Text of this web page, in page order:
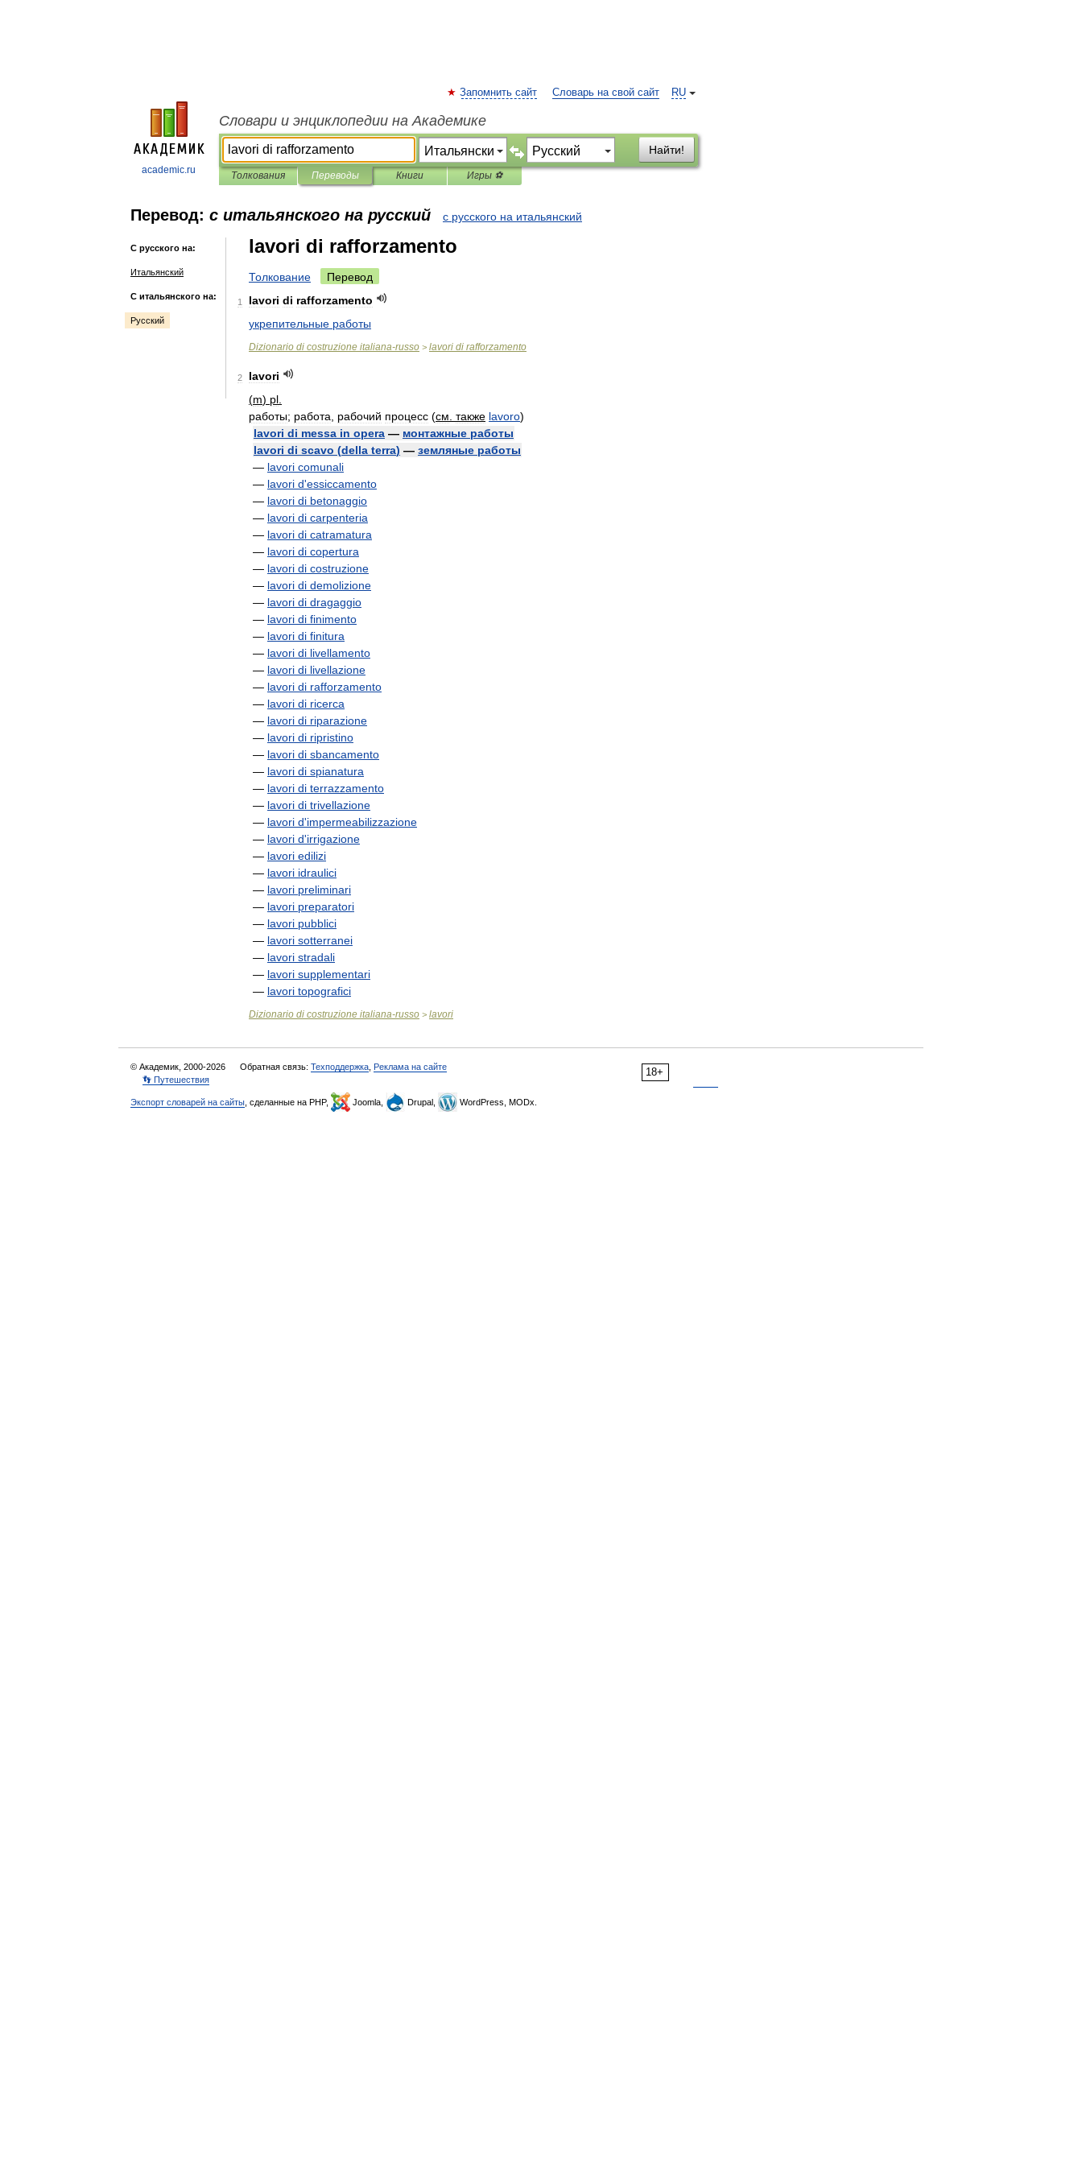
academic.ru
RU
Запомнить сайт Словарь на свой сайт
Словари и энциклопедии на Академике
Найти!
Толкования Переводы Книги Игры ⚽
Перевод: с итальянского на русский с русского на итальянский
С русского на:
Итальянский
С итальянского на:
Русский
lavori di rafforzamento
Толкование Перевод
1 lavori di rafforzamento
укрепительные работы
Dizionario di costruzione italiana-russo > lavori di rafforzamento
2
lavori
(m) pl
работы; работа рабочий процесс (см также lavoro)
lavori di messa in opera — монтажные работы
lavori di scavo (della terra) — земляные работы
— lavori comunali
— lavori d'essiccamento
— lavori di betonaggio
— lavori di carpenteria
— lavori di catramatura
— lavori di copertura
— lavori di costruzione
— lavori di demolizione
— lavori di dragaggio
— lavori di finimento
— lavori di finitura
— lavori di livellamento
— lavori di livellazione
— lavori di rafforzamento
— lavori di ricerca
— lavori di riparazione
— lavori di ripristino
— lavori di sbancamento
— lavori di spianatura
— lavori di terrazzamento
— lavori di trivellazione
— lavori d'impermeabilizzazione
— lavori d'irrigazione
— lavori edilizi
— lavori idraulici
— lavori preliminari
— lavori preparatori
— lavori pubblici
— lavori sotterranei
— lavori stradali
— lavori supplementari
— lavori topografici
Dizionario di costruzione italiana-russo > lavori
18+
© Академик, 2000-2026 Обратная связь: Техподдержка Реклама на сайте
👣 Путешествия
Экспорт словарей на сайты , сделанные на PHP, Joomla, Drupal, WordPress, MODx.